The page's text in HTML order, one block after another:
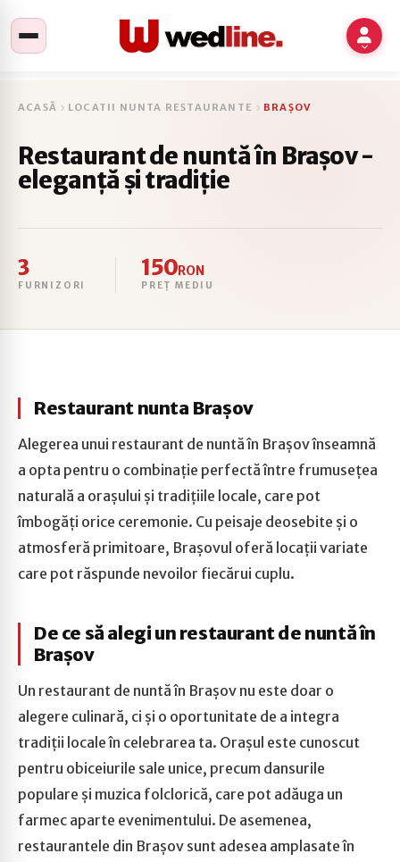
ACASĂ LOCATII NUNTA RESTAURANTE BRAȘOV
Restaurant de nuntă în Brașov -
eleganță și tradiție
3
FURNIZORI
150RON
PREȚ MEDIU
Restaurant nunta Brașov
Alegerea unui restaurant de nuntă în Brașov înseamnă
a opta pentru o combinație perfectă între frumusețea
naturală a orașului și tradițiile locale, care pot
îmbogăți orice ceremonie. Cu peisaje deosebite și o
atmosferă primitoare, Brașovul oferă locații variate
care pot răspunde nevoilor fiecărui cuplu.
De ce să alegi un restaurant de nuntă în
Brașov
Un restaurant de nuntă în Brașov nu este doar o
alegere culinară, ci și o oportunitate de a integra
tradiții locale în celebrarea ta. Orașul este cunoscut
pentru obiceiurile sale unice, precum dansurile
populare și muzica folclorică, care pot adăuga un
farmec aparte evenimentului. De asemenea,
restaurantele din Brașov sunt adesea amplasate în